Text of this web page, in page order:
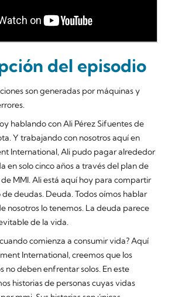
del episodio
son generadas por máquinas y
hablando con Ali Pérez Sifuentes de
Y trabajando con nosotros aquí en
International, Ali pudo pagar alrededor
en solo cinco años a través del plan de
MMI. Ali está aquí hoy para compartir
deudas. Deuda. Todos oímos hablar
nosotros lo tenemos. La deuda parece
de la vida.
comienza a consumir vida? Aquí
International, creemos que los
no deben enfrentar solos. En este
historias de personas cuyas vidas